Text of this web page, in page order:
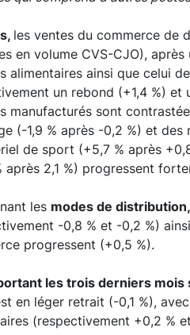
les ventes du commerce de
en volume CVS-CJO),
alimentaires ainsi que celui
un rebond (+1,4 %)
manufacturés sont
(-1,9 % après -0,2 %) et
de sport (+5,7 % après
après 2,1 %) progressent
les modes de distribution,
-0,8 % et -0,2 %)
progressent (+0,5 %).
les trois derniers
en léger retrait (-0,1 %),
(respectivement +0,2 %